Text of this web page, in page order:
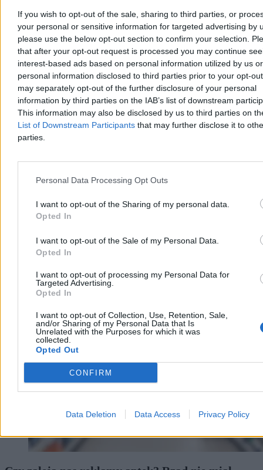
If you wish to opt-out of the sale, sharing to third parties, or
your personal or sensitive information for targeted advertising by
please use the below opt-out section to confirm your selection.
that after your opt-out request is processed you may continue
interest-based ads based on personal information utilized by us or
personal information disclosed to third parties prior to your opt-
may separately opt-out of the further disclosure of your personal
information by third parties on the IAB’s list of downstream
This information may also be disclosed by us to third parties on
List of Downstream Participants that may further disclose it to
parties.
Personal Data Processing Opt Outs
I want to opt-out of the Sharing of my personal data.
Opted In
I want to opt-out of the Sale of my Personal Data.
Opted In
I want to opt-out of processing my Personal Data for
Targeted Advertising.
Opted In
I want to opt-out of Collection, Use, Retention, Sale,
and/or Sharing of my Personal Data that Is
Unrelated with the Purposes for which it was
collected.
Opted Out
CONFIRM
Data Deletion Data Access Privacy Policy
Oczyszczanie krwi z mikroplastiku i toksyn.
Obiecujące badania niemieckich naukowców
głównie w chorobach układu krążenia i autoimmunologicznych,
może skutecznie filtrować z ludzkiej krwi mikroplastik oraz
Tomasz Pałasz
04.08.2026
Zdrowie